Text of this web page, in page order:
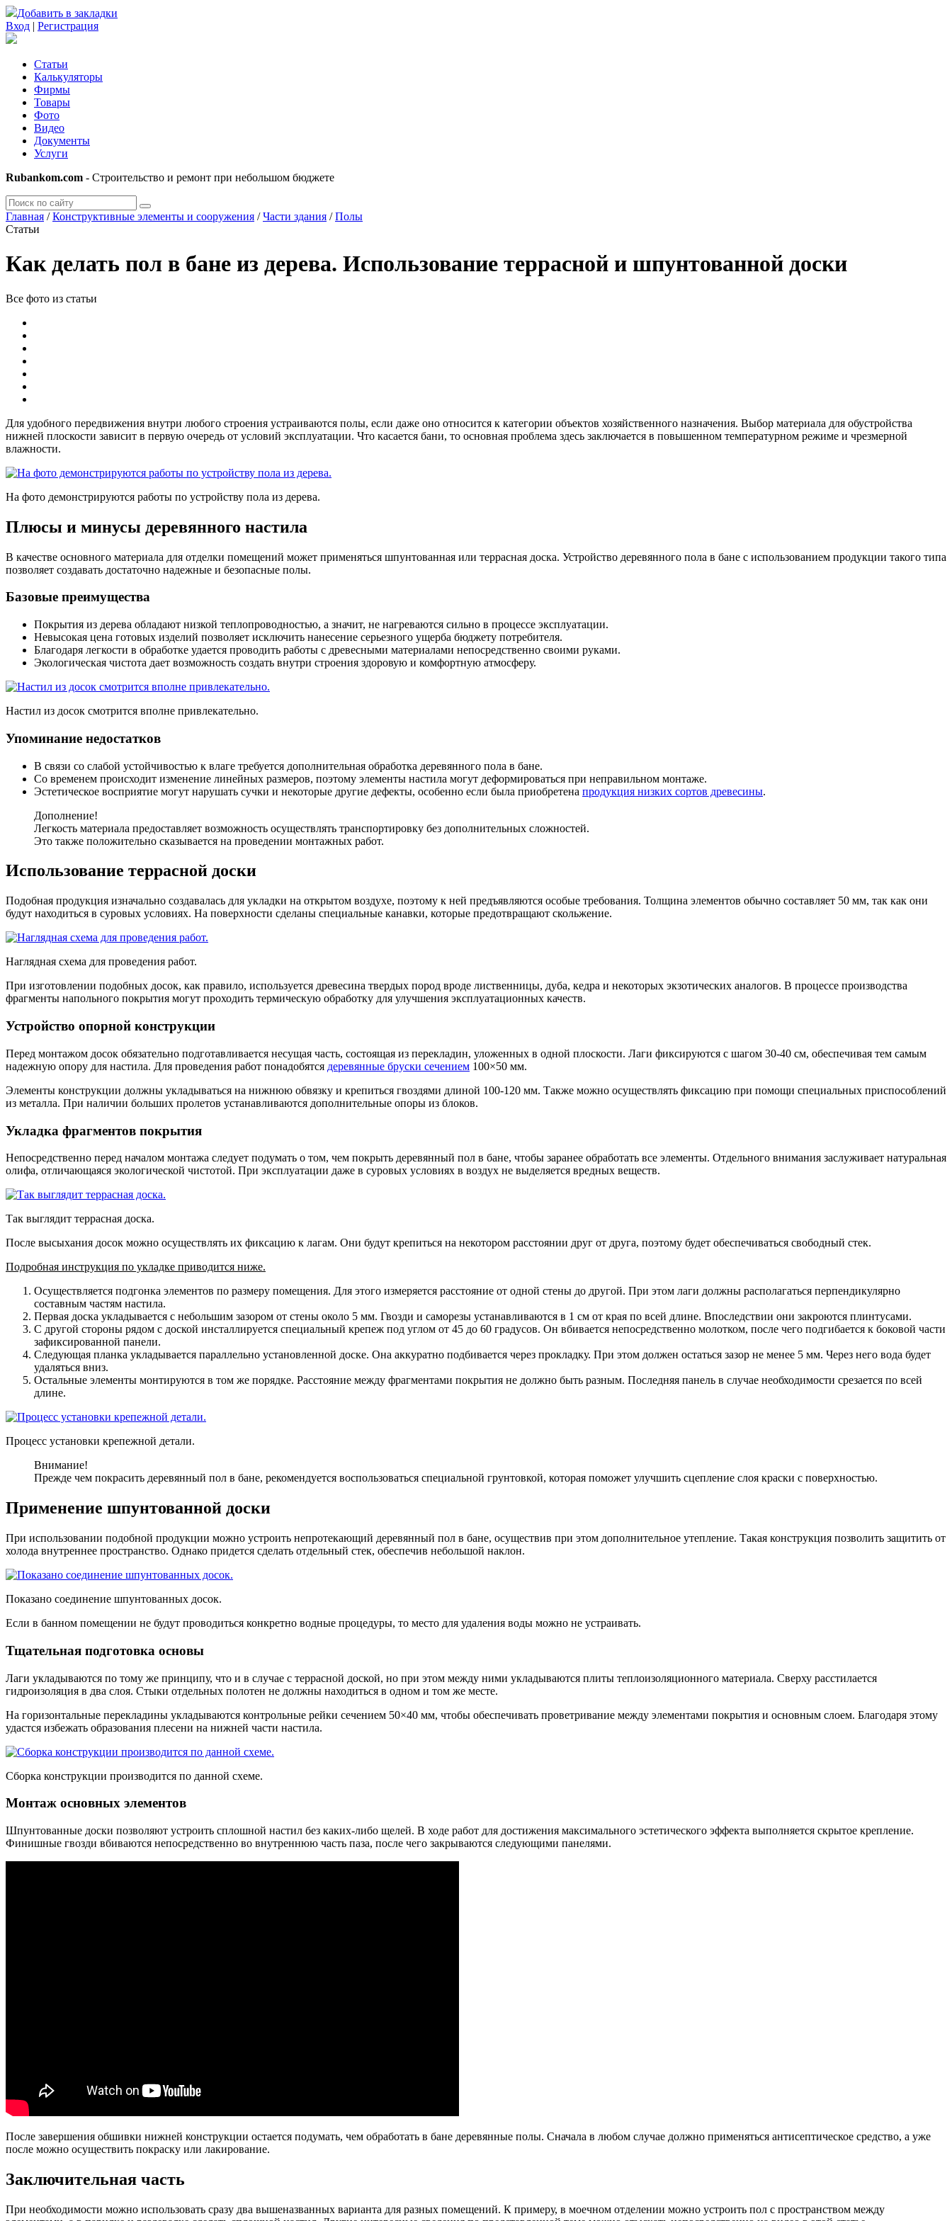
Добавить в закладки
Вход | Регистрация
Статьи
Калькуляторы
Фирмы
Товары
Фото
Видео
Документы
Услуги
Rubankom.com - Строительство и ремонт при небольшом бюджете
Главная /Конструктивные элементы и сооружения /Части здания /Полы
Статьи
Как делать пол в бане из дерева. Использование террасной и шпунтованной доски
Все фото из статьи
Для удобного передвижения внутри любого строения устраиваются полы, если даже оно относится к категории объектов хозяйственного назначения. Выбор материала для обустройства
нижней плоскости зависит в первую очередь от условий эксплуатации. Что касается бани, то основная проблема здесь заключается в повышенном температурном режиме и чрезмерной
влажности.
На фото демонстрируются работы по устройству пола из дерева.
Плюсы и минусы деревянного настила
В качестве основного материала для отделки помещений может применяться шпунтованная или террасная доска. Устройство деревянного пола в бане с использованием продукции такого типа
позволяет создавать достаточно надежные и безопасные полы.
Базовые преимущества
Покрытия из дерева обладают низкой теплопроводностью, а значит, не нагреваются сильно в процессе эксплуатации.
Невысокая цена готовых изделий позволяет исключить нанесение серьезного ущерба бюджету потребителя.
Благодаря легкости в обработке удается проводить работы с древесными материалами непосредственно своими руками.
Экологическая чистота дает возможность создать внутри строения здоровую и комфортную атмосферу.
Настил из досок смотрится вполне привлекательно.
Упоминание недостатков
В связи со слабой устойчивостью к влаге требуется дополнительная обработка деревянного пола в бане.
Со временем происходит изменение линейных размеров, поэтому элементы настила могут деформироваться при неправильном монтаже.
Эстетическое восприятие могут нарушать сучки и некоторые другие дефекты, особенно если была приобретена продукция низких сортов древесины.
Дополнение!
Легкость материала предоставляет возможность осуществлять транспортировку без дополнительных сложностей.
Это также положительно сказывается на проведении монтажных работ.
Использование террасной доски
Подобная продукция изначально создавалась для укладки на открытом воздухе, поэтому к ней предъявляются особые требования. Толщина элементов обычно составляет 50 мм, так как они
будут находиться в суровых условиях. На поверхности сделаны специальные канавки, которые предотвращают скольжение.
Наглядная схема для проведения работ.
При изготовлении подобных досок, как правило, используется древесина твердых пород вроде лиственницы, дуба, кедра и некоторых экзотических аналогов. В процессе производства
фрагменты напольного покрытия могут проходить термическую обработку для улучшения эксплуатационных качеств.
Устройство опорной конструкции
Перед монтажом досок обязательно подготавливается несущая часть, состоящая из перекладин, уложенных в одной плоскости. Лаги фиксируются с шагом 30-40 см, обеспечивая тем самым
надежную опору для настила. Для проведения работ понадобятся деревянные бруски сечением 100×50 мм.
Элементы конструкции должны укладываться на нижнюю обвязку и крепиться гвоздями длиной 100-120 мм. Также можно осуществлять фиксацию при помощи специальных приспособлений
из металла. При наличии больших пролетов устанавливаются дополнительные опоры из блоков.
Укладка фрагментов покрытия
Непосредственно перед началом монтажа следует подумать о том, чем покрыть деревянный пол в бане, чтобы заранее обработать все элементы. Отдельного внимания заслуживает натуральная
олифа, отличающаяся экологической чистотой. При эксплуатации даже в суровых условиях в воздух не выделяется вредных веществ.
Так выглядит террасная доска.
После высыхания досок можно осуществлять их фиксацию к лагам. Они будут крепиться на некотором расстоянии друг от друга, поэтому будет обеспечиваться свободный стек.
Подробная инструкция по укладке приводится ниже.
Осуществляется подгонка элементов по размеру помещения. Для этого измеряется расстояние от одной стены до другой. При этом лаги должны располагаться перпендикулярно
составным частям настила.
Первая доска укладывается с небольшим зазором от стены около 5 мм. Гвозди и саморезы устанавливаются в 1 см от края по всей длине. Впоследствии они закроются плинтусами.
С другой стороны рядом с доской инсталлируется специальный крепеж под углом от 45 до 60 градусов. Он вбивается непосредственно молотком, после чего подгибается к боковой части
зафиксированной панели.
Следующая планка укладывается параллельно установленной доске. Она аккуратно подбивается через прокладку. При этом должен остаться зазор не менее 5 мм. Через него вода будет
удаляться вниз.
Остальные элементы монтируются в том же порядке. Расстояние между фрагментами покрытия не должно быть разным. Последняя панель в случае необходимости срезается по всей
длине.
Процесс установки крепежной детали.
Внимание!
Прежде чем покрасить деревянный пол в бане, рекомендуется воспользоваться специальной грунтовкой, которая поможет улучшить сцепление слоя краски с поверхностью.
Применение шпунтованной доски
При использовании подобной продукции можно устроить непротекающий деревянный пол в бане, осуществив при этом дополнительное утепление. Такая конструкция позволить защитить от
холода внутреннее пространство. Однако придется сделать отдельный стек, обеспечив небольшой наклон.
Показано соединение шпунтованных досок.
Если в банном помещении не будут проводиться конкретно водные процедуры, то место для удаления воды можно не устраивать.
Тщательная подготовка основы
Лаги укладываются по тому же принципу, что и в случае с террасной доской, но при этом между ними укладываются плиты теплоизоляционного материала. Сверху расстилается
гидроизоляция в два слоя. Стыки отдельных полотен не должны находиться в одном и том же месте.
На горизонтальные перекладины укладываются контрольные рейки сечением 50×40 мм, чтобы обеспечивать проветривание между элементами покрытия и основным слоем. Благодаря этому
удастся избежать образования плесени на нижней части настила.
Сборка конструкции производится по данной схеме.
Монтаж основных элементов
Шпунтованные доски позволяют устроить сплошной настил без каких-либо щелей. В ходе работ для достижения максимального эстетического эффекта выполняется скрытое крепление.
Финишные гвозди вбиваются непосредственно во внутреннюю часть паза, после чего закрываются следующими панелями.
После завершения обшивки нижней конструкции остается подумать, чем обработать в бане деревянные полы. Сначала в любом случае должно применяться антисептическое средство, а уже
после можно осуществить покраску или лакирование.
Заключительная часть
При необходимости можно использовать сразу два вышеназванных варианта для разных помещений. К примеру, в моечном отделении можно устроить пол с пространством между